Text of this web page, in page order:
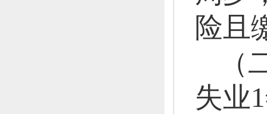
险且
失业